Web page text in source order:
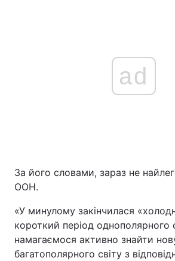
ad
За його словами, зараз не
ООН.
«У минулому закінчилася
короткий період однополярного
намагаємося активно знайти
багатополярного світу з